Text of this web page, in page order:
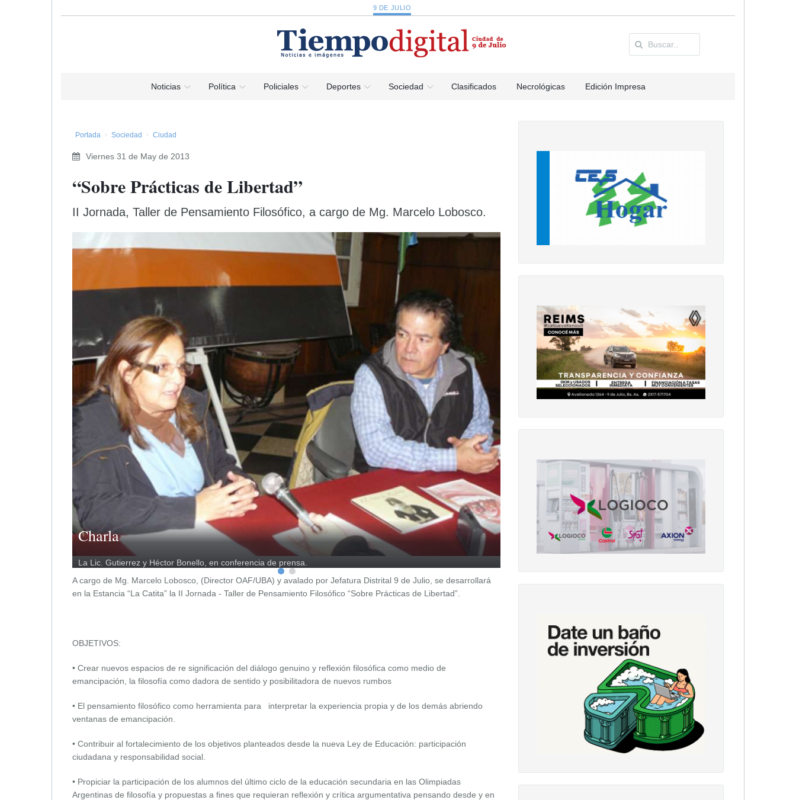
9 DE JULIO
Noticias Política Policiales Deportes Sociedad Clasificados Necrológicas Edición Impresa
Portada Sociedad Ciudad
Viernes 31 de May de 2013
“Sobre Prácticas de Libertad”
II Jornada, Taller de Pensamiento Filosófico, a cargo de Mg. Marcelo Lobosco.
Charla
La Lic. Gutierrez y Héctor Bonello, en conferencia de prensa.
A cargo de Mg. Marcelo Lobosco, (Director OAF/UBA) y avalado por Jefatura Distrital 9 de Julio, se desarrollará
en la Estancia “La Catita” la II Jornada - Taller de Pensamiento Filosófico “Sobre Prácticas de Libertad”.
OBJETIVOS:
• Crear nuevos espacios de re significación del diálogo genuino y reflexión filosófica como medio de
emancipación, la filosofía como dadora de sentido y posibilitadora de nuevos rumbos
• El pensamiento filosófico como herramienta para interpretar la experiencia propia y de los demás abriendo
ventanas de emancipación.
• Contribuir al fortalecimiento de los objetivos planteados desde la nueva Ley de Educación: participación
ciudadana y responsabilidad social.
• Propiciar la participación de los alumnos del último ciclo de la educación secundaria en las Olimpiadas
Argentinas de filosofía y propuestas a fines que requieran reflexión y crítica argumentativa pensando desde y en